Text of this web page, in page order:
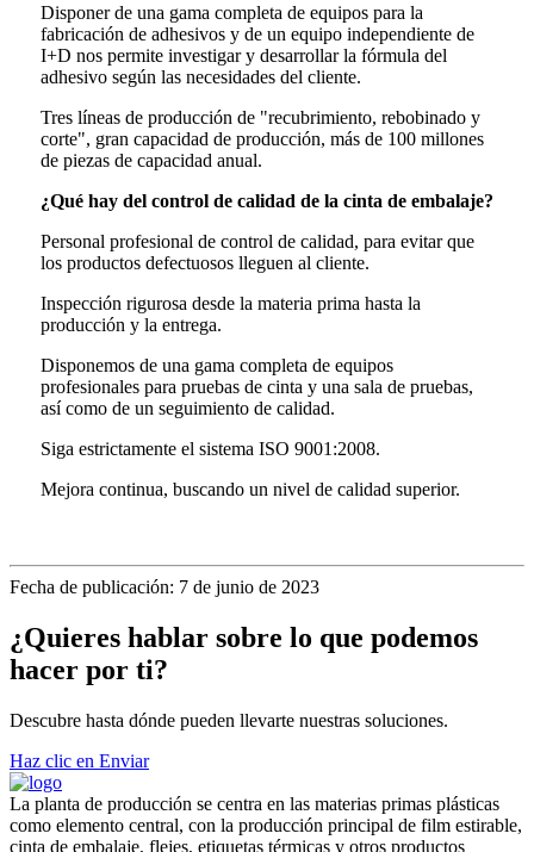
Disponer de una gama completa de equipos para la
fabricación de adhesivos y de un equipo independiente de
I+D nos permite investigar y desarrollar la fórmula del
adhesivo según las necesidades del cliente.
Tres líneas de producción de "recubrimiento, rebobinado y
corte", gran capacidad de producción, más de 100 millones
de piezas de capacidad anual.
¿Qué hay del control de calidad de la cinta de embalaje?
Personal profesional de control de calidad, para evitar que
los productos defectuosos lleguen al cliente.
Inspección rigurosa desde la materia prima hasta la
producción y la entrega.
Disponemos de una gama completa de equipos
profesionales para pruebas de cinta y una sala de pruebas,
así como de un seguimiento de calidad.
Siga estrictamente el sistema ISO 9001:2008.
Mejora continua, buscando un nivel de calidad superior.
Fecha de publicación: 7 de junio de 2023
¿Quieres hablar sobre lo que podemos
hacer por ti?
Descubre hasta dónde pueden llevarte nuestras soluciones.
Haz clic en Enviar
La planta de producción se centra en las materias primas plásticas
como elemento central, con la producción principal de film estirable,
cinta de embalaje, flejes, etiquetas térmicas y otros productos